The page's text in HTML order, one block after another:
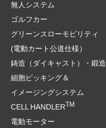
無人システム
ゴルフカー
グリーンスローモビリティ
(電動カート公道仕様）
鋳造（ダイキャスト）・鍛造
細胞ピッキング＆
イメージングシステム
CELL HANDLERTM
電動モーター